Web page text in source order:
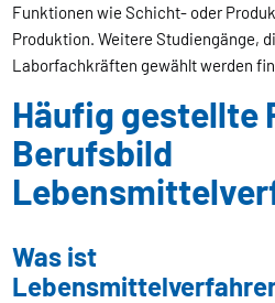
Funktionen wie Schicht- oder
Produktion. Weitere Studiengänge,
Laborfachkräften gewählt werden
Häufig gestellte
Berufsbild
Was ist